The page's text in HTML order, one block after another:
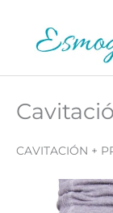
contenido
CAVITACIÓN +